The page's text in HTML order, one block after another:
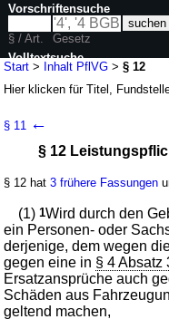
Start > Inhalt PflVG >§ 12
Hier klicken fürTitel,
Artikel 1 G. v. 11.04.2024
12 weitere Fassungen |
Abschnitt 3
Fahrzeugunfällen,
Auslandsunfällen und
Fahrzeugunfällen
Unterabschnitt 1
aus
§ 11 ←
§ 12
§ 12 hat3 frühere Fassungen
(1)1Wird durch den
ein Personen- oder
derjenige, dem wegen
gegen eine in § 4 Absatz
Ersatzansprüche auch
Schäden aus
geltend machen,
Vorschriftensuche
§ / Art.
Gesetz
Volltextsuche
nur in PflVG